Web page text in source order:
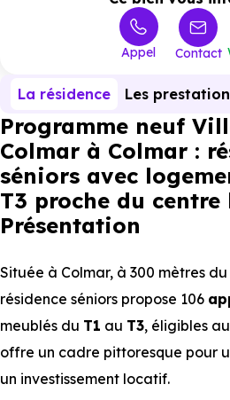
Appel Contact
La résidence Les
Programme neuf
Colmar à Colmar :
séniors avec
T3 proche du
Présentation
Située à Colmar, à 300 mètres
résidence séniors propose 106
meublés du T1 au T3, éligibles
offre un cadre pittoresque pour
un investissement locatif.